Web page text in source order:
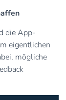
die App-
eigentlichen
mögliche